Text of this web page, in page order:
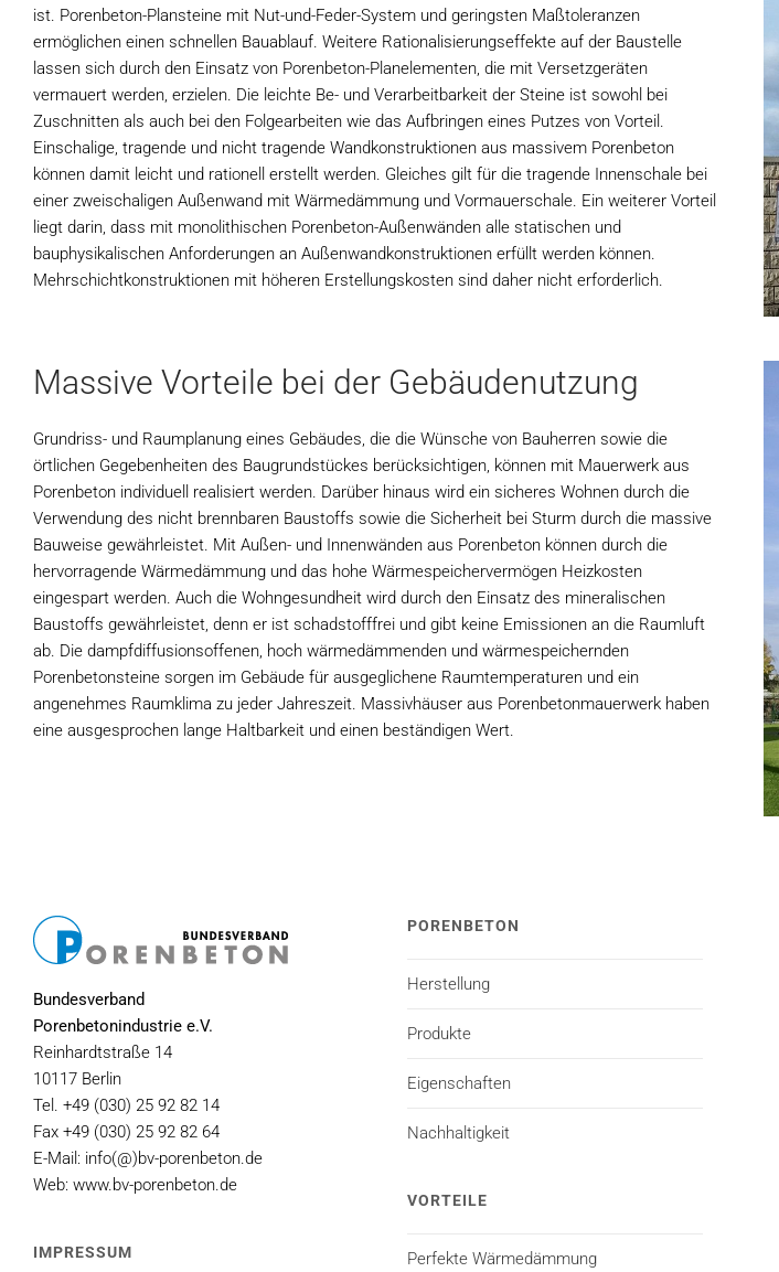
ist. Porenbeton-Plansteine mit Nut-und-Feder-System und geringsten Maßtoleranzen
ermöglichen einen schnellen Bauablauf. Weitere Rationalisierungseffekte auf der Baustelle
lassen sich durch den Einsatz von Porenbeton-Planelementen, die mit Versetzgeräten
vermauert werden, erzielen. Die leichte Be- und Verarbeitbarkeit der Steine ist sowohl bei
Zuschnitten als auch bei den Folgearbeiten wie das Aufbringen eines Putzes von Vorteil.
Einschalige, tragende und nicht tragende Wandkonstruktionen aus massivem Porenbeton
können damit leicht und rationell erstellt werden. Gleiches gilt für die tragende Innenschale bei
einer zweischaligen Außenwand mit Wärmedämmung und Vormauerschale. Ein weiterer Vorteil
liegt darin, dass mit monolithischen Porenbeton-Außenwänden alle statischen und
bauphysikalischen Anforderungen an Außenwandkonstruktionen erfüllt werden können.
Mehrschichtkonstruktionen mit höheren Erstellungskosten sind daher nicht erforderlich.
Massive Vorteile bei der Gebäudenutzung
Grundriss- und Raumplanung eines Gebäudes, die die Wünsche von Bauherren sowie die
örtlichen Gegebenheiten des Baugrundstückes berücksichtigen, können mit Mauerwerk aus
Porenbeton individuell realisiert werden. Darüber hinaus wird ein sicheres Wohnen durch die
Verwendung des nicht brennbaren Baustoffs sowie die Sicherheit bei Sturm durch die massive
Bauweise gewährleistet. Mit Außen- und Innenwänden aus Porenbeton können durch die
hervorragende Wärmedämmung und das hohe Wärmespeichervermögen Heizkosten
eingespart werden. Auch die Wohngesundheit wird durch den Einsatz des mineralischen
Baustoffs gewährleistet, denn er ist schadstofffrei und gibt keine Emissionen an die Raumluft
ab. Die dampfdiffusionsoffenen, hoch wärmedämmenden und wärmespeichernden
Porenbetonsteine sorgen im Gebäude für ausgeglichene Raumtemperaturen und ein
angenehmes Raumklima zu jeder Jahreszeit. Massivhäuser aus Porenbetonmauerwerk haben
eine ausgesprochen lange Haltbarkeit und einen beständigen Wert.
Bundesverband
Porenbetonindustrie e.V.
Reinhardtstraße 14
10117 Berlin
Tel. +49 (030) 25 92 82 14
Fax +49 (030) 25 92 82 64
E-Mail: info(@)bv-porenbeton.de
Web: www.bv-porenbeton.de
IMPRESSUM
PORENBETON
Herstellung
Produkte
Eigenschaften
Nachhaltigkeit
VORTEILE
Perfekte Wärmedämmung